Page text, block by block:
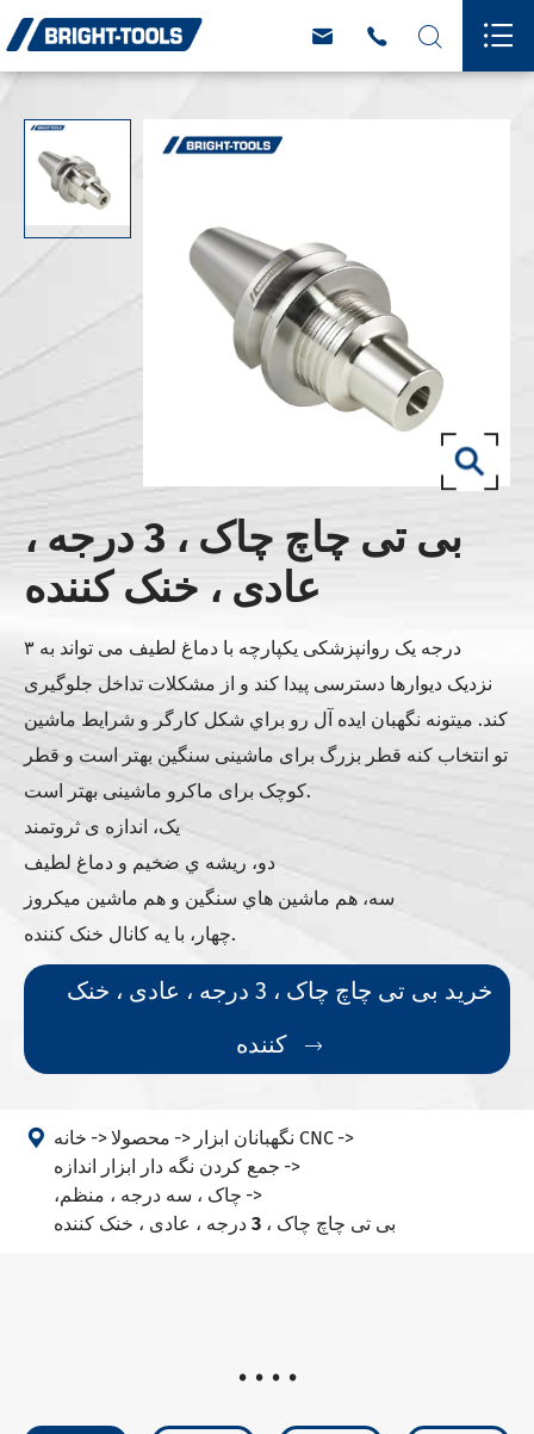
   
بی تی چاچ چاک ، 3 درجه ،
عادی ، خنک کننده
۳ درجه یک روانپزشکی یکپارچه با دماغ لطیف می تواند به
نزدیک دیوارها دسترسی پیدا کند و از مشکلات تداخل جلوگیری
کند. ميتونه نگهبان ايده آل رو براي شکل کارگر و شرايط ماشين
تو انتخاب کنه قطر بزرگ برای ماشینی سنگین بهتر است و قطر
کوچک برای ماکرو ماشینی بهتر است.
یک، اندازه ی ثروتمند
دو، ريشه ي ضخيم و دماغ لطيف
سه، هم ماشين هاي سنگين و هم ماشين ميکروز
چهار، با يه کانال خنک کننده.
خرید بی تی چاچ چاک ، 3 درجه ، عادی ، خنک

 خانه محصولا
نگهبانان ابزار CNC
جمع کردن نگه دار ابزار اندازه
،چاک ، سه درجه ، منظم
بی تی چاچ چاک ، 3 درجه ، عادی ، خنک کننده
. . . .